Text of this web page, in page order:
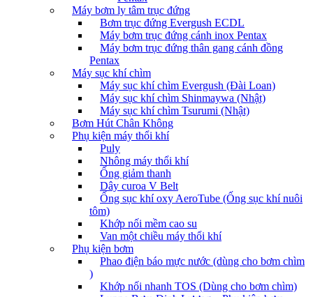
Máy bơm ly tâm trục đứng
Bơm trục đứng Evergush ECDL
Máy bơm trục đứng cánh inox Pentax
Máy bơm trục đứng thân gang cánh đồng
Pentax
Máy sục khí chìm
Máy sục khí chìm Evergush (Đài Loan)
Máy sục khí chìm Shinmaywa (Nhật)
Máy sục khí chìm Tsurumi (Nhật)
Bơm Hút Chân Không
Phụ kiện máy thổi khí
Puly
Nhông máy thổi khí
Ống giảm thanh
Dây curoa V Belt
Ống sục khí oxy AeroTube (Ống sục khí nuôi
tôm)
Khớp nối mềm cao su
Van một chiều máy thổi khí
Phụ kiện bơm
Phao điện báo mực nước (dùng cho bơm chìm
)
Khớp nối nhanh TOS (Dùng cho bơm chìm)